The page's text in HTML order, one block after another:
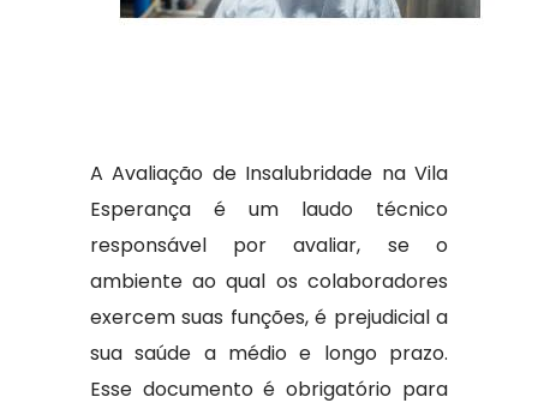
A Avaliação de Insalubridade na Vila
Esperança é um laudo técnico
responsável por avaliar, se o
ambiente ao qual os colaboradores
exercem suas funções, é prejudicial a
sua saúde a médio e longo prazo.
Esse documento é obrigatório para